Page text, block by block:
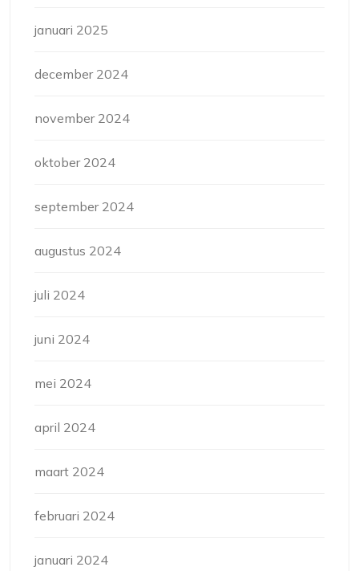
januari 2025
december 2024
november 2024
oktober 2024
september 2024
augustus 2024
juli 2024
juni 2024
mei 2024
april 2024
maart 2024
februari 2024
januari 2024